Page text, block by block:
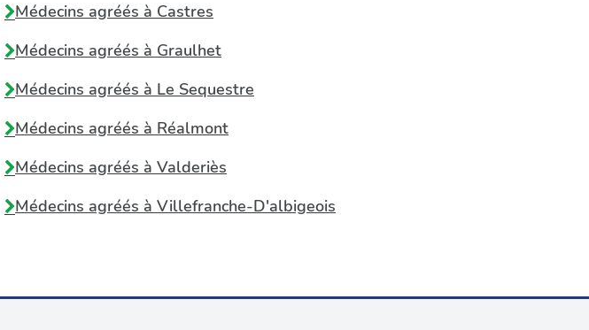
Médecins agréés à Castres
Médecins agréés à Graulhet
Médecins agréés à Le Sequestre
Médecins agréés à Réalmont
Médecins agréés à Valderiès
Médecins agréés à Villefranche-D'albigeois